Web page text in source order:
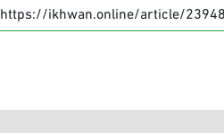
https://ikhwan.online/article/